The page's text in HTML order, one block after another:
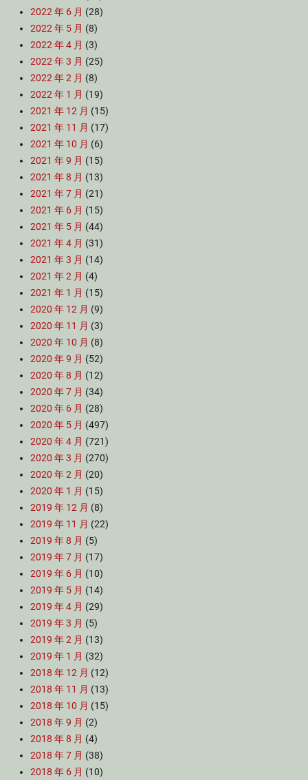
2022 年 6 月 (28)
2022 年 5 月 (8)
2022 年 4 月 (3)
2022 年 3 月 (25)
2022 年 2 月 (8)
2022 年 1 月 (19)
2021 年 12 月 (15)
2021 年 11 月 (17)
2021 年 10 月 (6)
2021 年 9 月 (15)
2021 年 8 月 (13)
2021 年 7 月 (21)
2021 年 6 月 (15)
2021 年 5 月 (44)
2021 年 4 月 (31)
2021 年 3 月 (14)
2021 年 2 月 (4)
2021 年 1 月 (15)
2020 年 12 月 (9)
2020 年 11 月 (3)
2020 年 10 月 (8)
2020 年 9 月 (52)
2020 年 8 月 (12)
2020 年 7 月 (34)
2020 年 6 月 (28)
2020 年 5 月 (497)
2020 年 4 月 (721)
2020 年 3 月 (270)
2020 年 2 月 (20)
2020 年 1 月 (15)
2019 年 12 月 (8)
2019 年 11 月 (22)
2019 年 8 月 (5)
2019 年 7 月 (17)
2019 年 6 月 (10)
2019 年 5 月 (14)
2019 年 4 月 (29)
2019 年 3 月 (5)
2019 年 2 月 (13)
2019 年 1 月 (32)
2018 年 12 月 (12)
2018 年 11 月 (13)
2018 年 10 月 (15)
2018 年 9 月 (2)
2018 年 8 月 (4)
2018 年 7 月 (38)
2018 年 6 月 (10)